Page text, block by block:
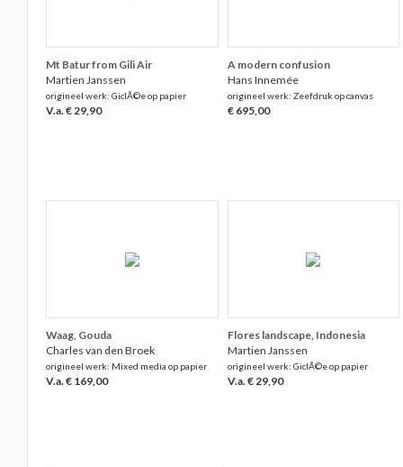
Mt Batur from Gili Air
Martien Janssen
origineel werk: GiclÃ©e op papier
V.a. € 29,90
A modern confusion
Hans Innemée
origineel werk: Zeefdruk op canvas
€ 695,00
Waag, Gouda
Charles van den Broek
origineel werk: Mixed media op papier
V.a. € 169,00
Flores landscape, Indonesia
Martien Janssen
origineel werk: GiclÃ©e op papier
V.a. € 29,90